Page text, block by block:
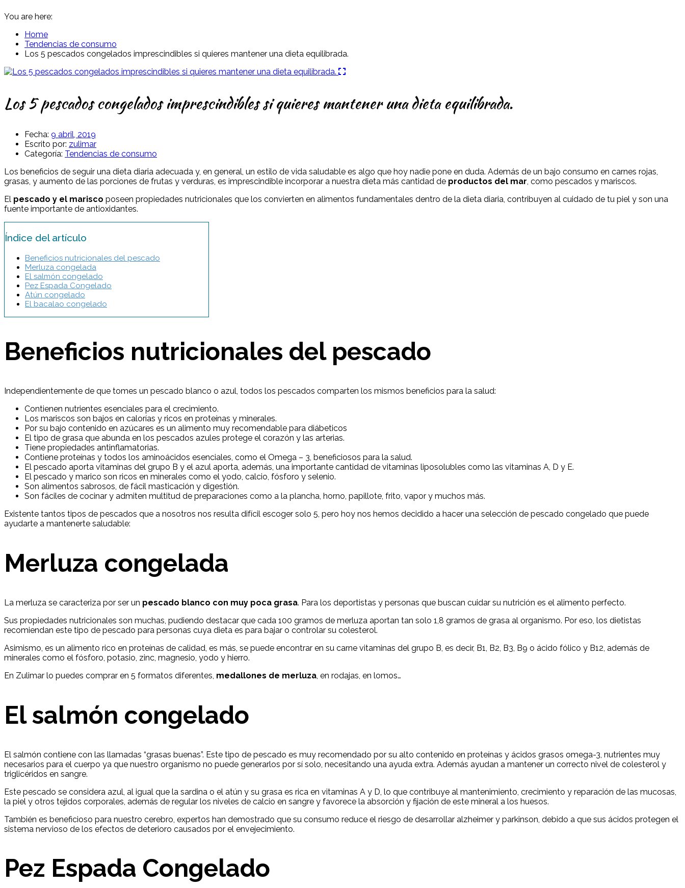
You are here:
Home
Tendencias de consumo
Los 5 pescados congelados imprescindibles si quieres mantener una dieta equilibrada.
Los 5 pescados congelados imprescindibles si quieres mantener una dieta equilibrada.
Fecha: 9 abril, 2019
Escrito por: zulimar
Categoría: Tendencias de consumo
Los beneficios de seguir una dieta diaria adecuada y, en general, un estilo de vida saludable es algo que hoy nadie pone en duda. Además de un bajo consumo en carnes rojas,
grasas, y aumento de las porciones de frutas y verduras, es imprescindible incorporar a nuestra dieta más cantidad de productos del mar, como pescados y mariscos.
El pescado y el marisco poseen propiedades nutricionales que los convierten en alimentos fundamentales dentro de la dieta diaria, contribuyen al cuidado de tu piel y son una
fuente importante de antioxidantes.
Índice del artículo
Beneficios nutricionales del pescado
Merluza congelada
El salmón congelado
Pez Espada Congelado
Atún congelado
El bacalao congelado
Beneficios nutricionales del pescado
Independientemente de que tomes un pescado blanco o azul, todos los pescados comparten los mismos beneficios para la salud:
Contienen nutrientes esenciales para el crecimiento.
Los mariscos son bajos en calorías y ricos en proteínas y minerales.
Por su bajo contenido en azúcares es un alimento muy recomendable para diábeticos
El tipo de grasa que abunda en los pescados azules protege el corazón y las arterias.
Tiene propiedades antinflamatorias.
Contiene proteínas y todos los aminoácidos esenciales, como el Omega – 3, beneficiosos para la salud.
El pescado aporta vitaminas del grupo B y el azul aporta, además, una importante cantidad de vitaminas liposolubles como las vitaminas A, D y E.
El pescado y marico son ricos en minerales como el yodo, calcio, fósforo y selenio.
Son alimentos sabrosos, de fácil masticación y digestión.
Son fáciles de cocinar y admiten multitud de preparaciones como a la plancha, horno, papillote, frito, vapor y muchos más.
Existente tantos tipos de pescados que a nosotros nos resulta difícil escoger solo 5, pero hoy nos hemos decidido a hacer una selección de pescado congelado que puede
ayudarte a mantenerte saludable:
Merluza congelada
La merluza se caracteriza por ser un pescado blanco con muy poca grasa. Para los deportistas y personas que buscan cuidar su nutrición es el alimento perfecto.
Sus propiedades nutricionales son muchas, pudiendo destacar que cada 100 gramos de merluza aportan tan solo 1,8 gramos de grasa al organismo. Por eso, los dietistas
recomiendan este tipo de pescado para personas cuya dieta es para bajar o controlar su colesterol.
Asimismo, es un alimento rico en proteínas de calidad, es más, se puede encontrar en su carne vitaminas del grupo B, es decir, B1, B2, B3, B9 o ácido fólico y B12, además de
minerales como el fósforo, potasio, zinc, magnesio, yodo y hierro.
En Zulimar lo puedes comprar en 5 formatos diferentes, medallones de merluza, en rodajas, en lomos…
El salmón congelado
El salmón contiene con las llamadas “grasas buenas”. Este tipo de pescado es muy recomendado por su alto contenido en proteínas y ácidos grasos omega-3, nutrientes muy
necesarios para el cuerpo ya que nuestro organismo no puede generarlos por sí solo, necesitando una ayuda extra. Además ayudan a mantener un correcto nivel de colesterol y
triglicéridos en sangre.
Este pescado se considera azul, al igual que la sardina o el atún y su grasa es rica en vitaminas A y D, lo que contribuye al mantenimiento, crecimiento y reparación de las mucosas,
la piel y otros tejidos corporales, además de regular los niveles de calcio en sangre y favorece la absorción y fijación de este mineral a los huesos.
También es beneficioso para nuestro cerebro, expertos han demostrado que su consumo reduce el riesgo de desarrollar alzheimer y parkinson, debido a que sus ácidos protegen el
sistema nervioso de los efectos de deterioro causados por el envejecimiento.
Pez Espada Congelado